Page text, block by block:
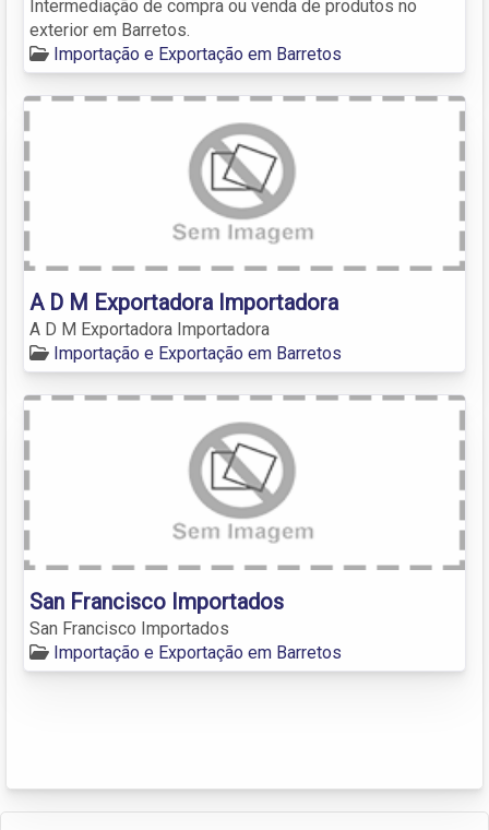
Intermediação de compra ou venda de produtos no
exterior em Barretos.
Importação e Exportação em Barretos
A D M Exportadora Importadora
A D M Exportadora Importadora
Importação e Exportação em Barretos
San Francisco Importados
San Francisco Importados
Importação e Exportação em Barretos